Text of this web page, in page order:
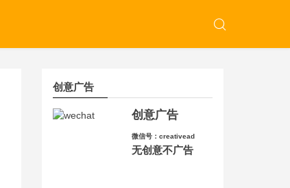
创意广告
创意广告
微信号：creativead
无创意不广告